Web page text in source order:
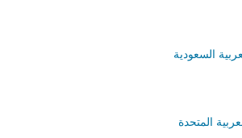
السعودية
المتحدة